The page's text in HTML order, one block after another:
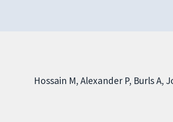
Hossain M Alexander P Burls A